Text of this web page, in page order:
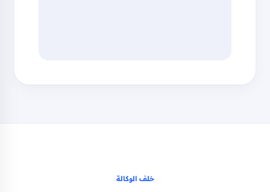
خلف الوكالة